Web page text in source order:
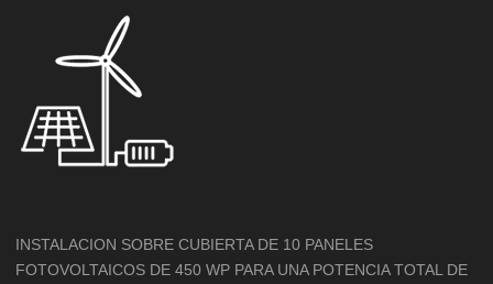
INSTALACION SOBRE CUBIERTA DE 10 PANELES
FOTOVOLTAICOS DE 450 WP PARA UNA POTENCIA TOTAL DE